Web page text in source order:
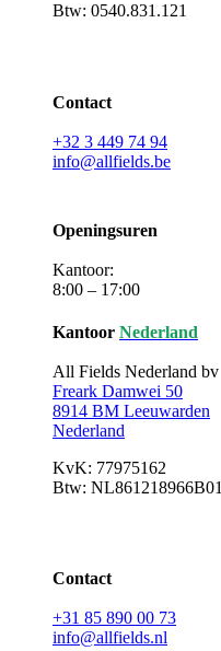
Btw: 0540.831.121
Contact
+32 3 449 74 94
info@allfields.be
Openingsuren
Kantoor:
8:00 – 17:00
Kantoor Nederland
All Fields Nederland bv
Freark Damwei 50
8914 BM Leeuwarden
Nederland
KvK: 77975162
Btw: NL861218966B01
Contact
+31 85 890 00 73
info@allfields.nl